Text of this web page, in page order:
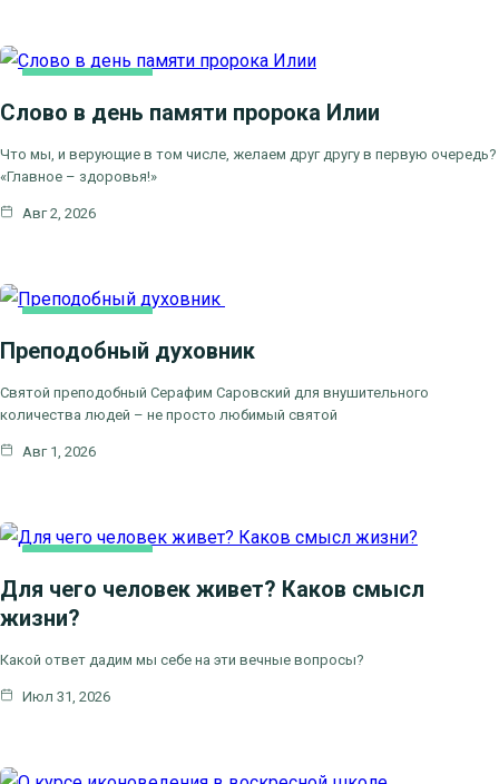
ЦЕРКОВНЫЕ ПРАЗДНИКИ
Слово в день памяти пророка Илии
Что мы, и верующие в том числе, желаем друг другу в первую очередь?
«Главное – здоровья!»
Авг 2, 2026
ЦЕРКОВНЫЕ
Преподобный духовник
Святой преподобный Серафим Саровский для внушительного
количества людей – не просто любимый святой
Авг 1, 2026
Для чего человек живет? Каков смысл
жизни?
Какой ответ дадим мы себе на эти вечные вопросы?
Июл 31, 2026